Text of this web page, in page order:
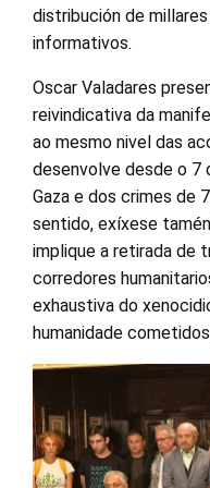
distribución de
informativos.
Oscar Valadares
reivindicativa da
ao mesmo nivel das
desenvolve desde o 7
Gaza e dos crimes de
sentido, exíxese
implique a retirada de
corredores
exhaustiva do
humanidade